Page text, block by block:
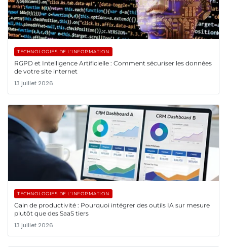
TECHNOLOGIES DE L'INFORMATION
RGPD et Intelligence Artificielle : Comment sécuriser les données
de votre site internet
13 juillet 2026
TECHNOLOGIES DE L'INFORMATION
Gain de productivité : Pourquoi intégrer des outils IA sur mesure
plutôt que des SaaS tiers
13 juillet 2026